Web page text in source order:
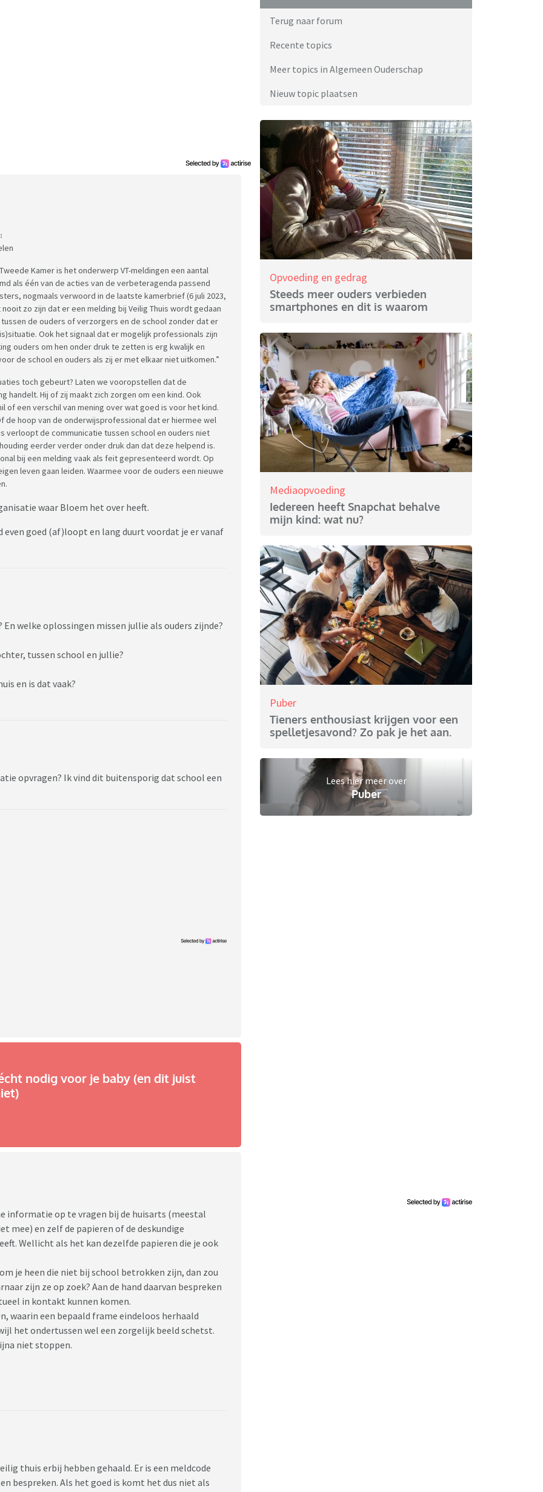
Kamer is het onderwerp VT-meldingen een aantal
als één van de acties van de verbeteragenda passend
nogmaals verwoord in de laatste kamerbrief (6 juli 2023,
zo zijn dat er een melding bij Veilig Thuis wordt gedaan
de ouders of verzorgers en de school zonder dat er
Ook het signaal dat er mogelijk professionals zijn
ouders om hen onder druk te zetten is erg kwalijk en
de school en ouders als zij er met elkaar niet uitkomen.”
toch gebeurt? Laten we vooropstellen dat de
Hij of zij maakt zich zorgen om een kind. Ook
of een verschil van mening over wat goed is voor het kind.
de hoop van de onderwijsprofessional dat er hiermee wel
verloopt de communicatie tussen school en ouders niet
eerder verder onder druk dan dat deze helpend is.
bij een melding vaak als feit gepresenteerd wordt. Op
leven gaan leiden. Waarmee voor de ouders een nieuwe
waar Bloem het over heeft.
goed (af)loopt en lang duurt voordat je er vanaf
welke oplossingen missen jullie als ouders zijnde?
tussen school en jullie?
en is dat vaak?
opvragen? Ik vind dit buitensporig dat school een
nodig voor je baby (en dit juist
informatie op te vragen bij de huisarts (meestal
mee) en zelf de papieren of de deskundige
Wellicht als het kan dezelfde papieren die je ook
je heen die niet bij school betrokken zijn, dan zou
zijn ze op zoek? Aan de hand daarvan bespreken
in kontakt kunnen komen.
waarin een bepaald frame eindeloos herhaald
het ondertussen wel een zorgelijk beeld schetst.
niet stoppen.
thuis erbij hebben gehaald. Er is een meldcode
bespreken. Als het goed is komt het dus niet als
Terug naar forum
Recente topics
Meer topics in Algemeen Ouderschap
Nieuw topic plaatsen
Opvoeding en gedrag
Steeds meer ouders verbieden
smartphones en dit is waarom
Mediaopvoeding
Iedereen heeft Snapchat behalve
mijn kind: wat nu?
Puber
Tieners enthousiast krijgen voor een
spelletjesavond? Zo pak je het aan.
Lees hier meer over
Puber